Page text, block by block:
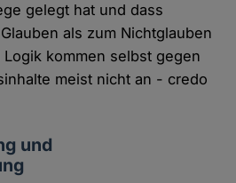
gelegt hat und dass
als zum Nichtglauben
kommen selbst gegen
meist nicht an - credo
und